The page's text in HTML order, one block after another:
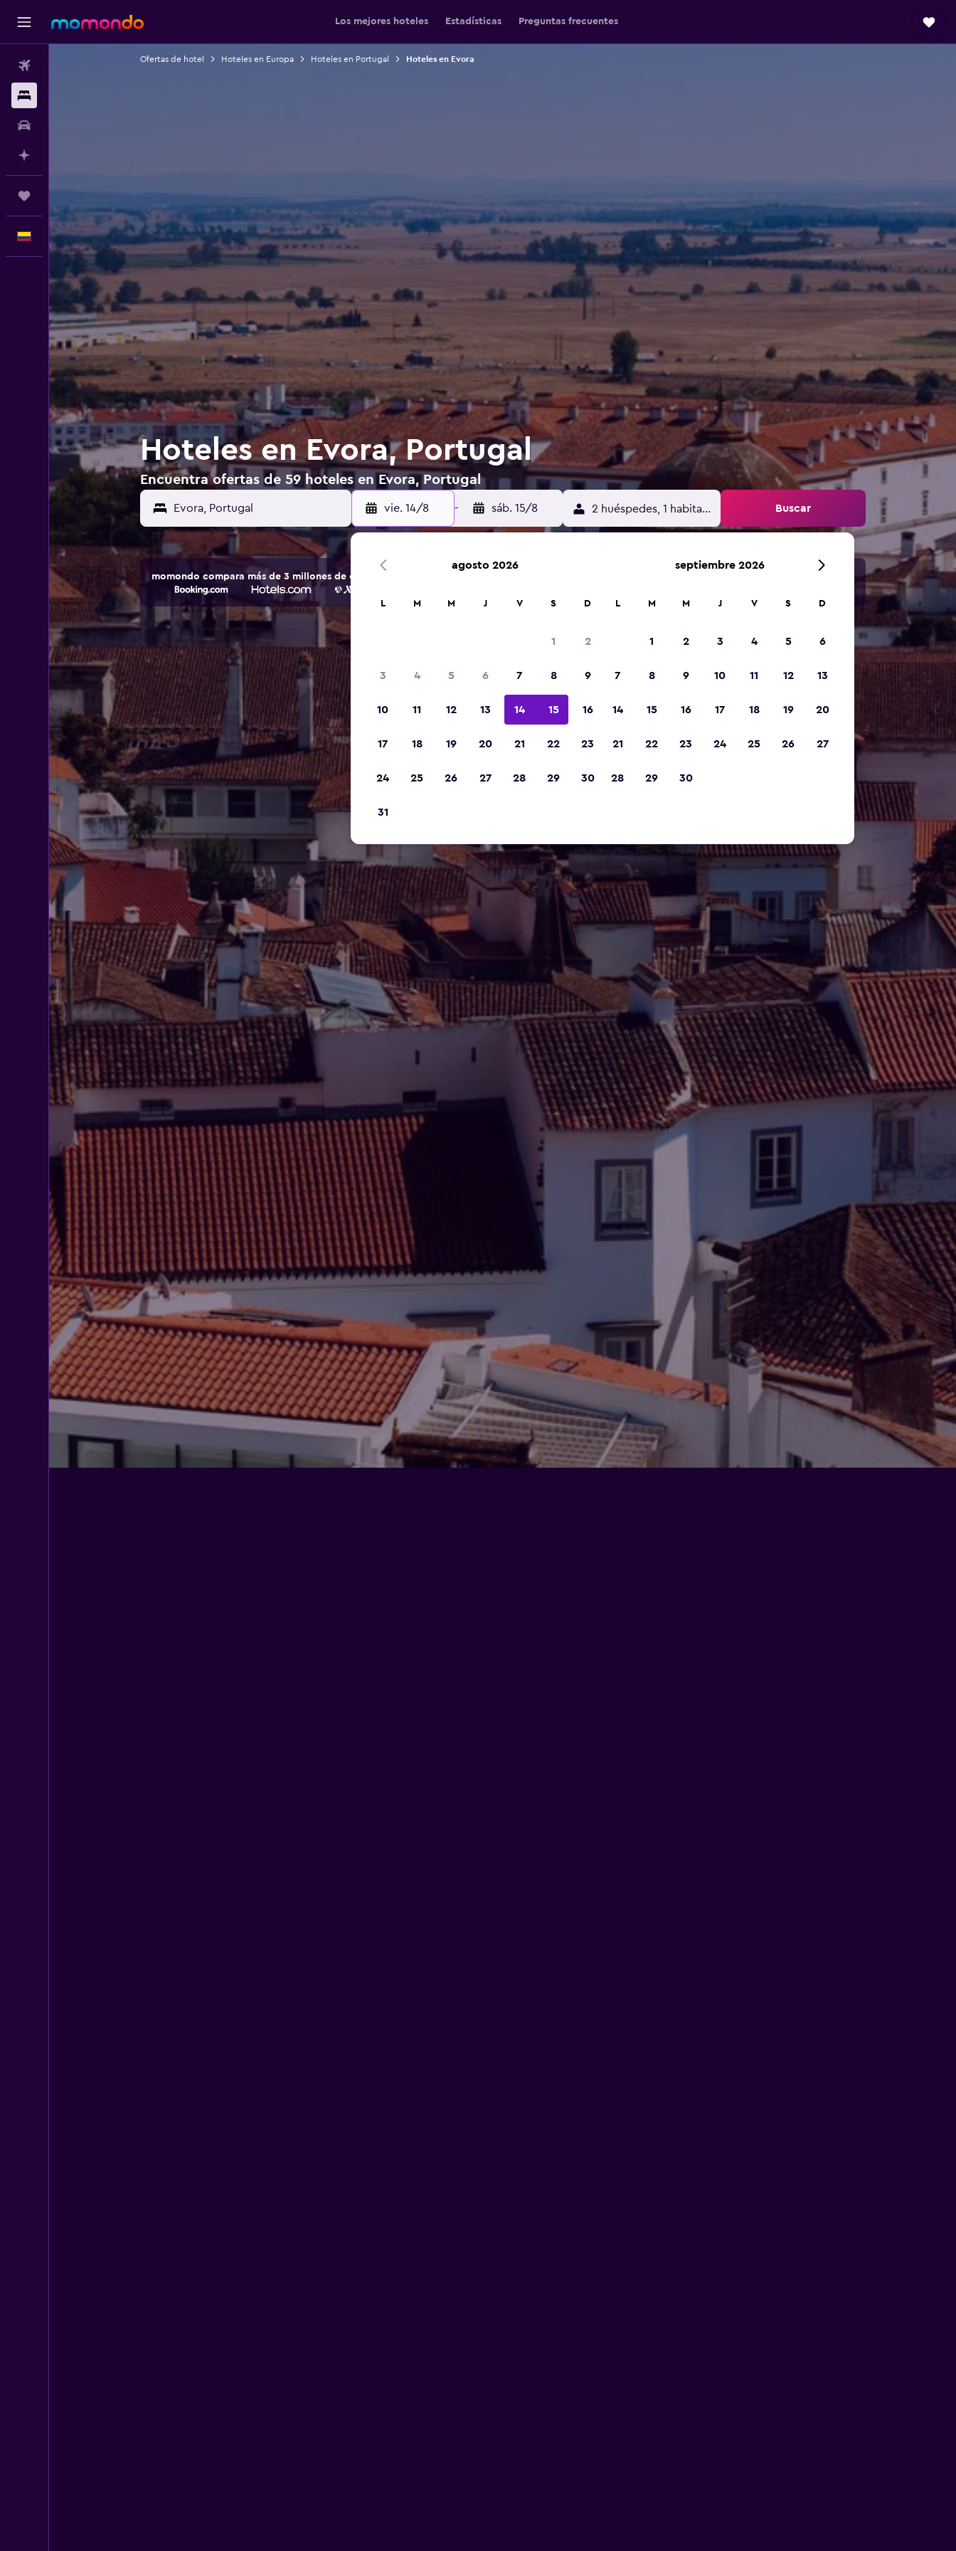
Los mejores hoteles Estadísticas Preguntas frecuentes
Español
Ofertas de hotel Hoteles en Europa Hoteles en Portugal Hoteles en Evora
Hoteles en Evora, Portugal
Encuentra ofertas de 59 hoteles en Evora, Portugal
vie. 14/8 - sáb. 15/8 2 huéspedes, 1 habitación Buscar
momondo compara más de 3 millones de opciones de hoteles y alojamientos.
agosto 2026
L M M J V S D
1 2
3 4 5 6 7 8 9
10 11 12 13 14 15 16
17 18 19 20 21 22 23
24 25 26 27 28 29 30
31
septiembre 2026
L M M J V S D
1 2 3 4 5 6
7 8 9 10 11 12 13
14 15 16 17 18 19 20
21 22 23 24 25 26 27
28 29 30